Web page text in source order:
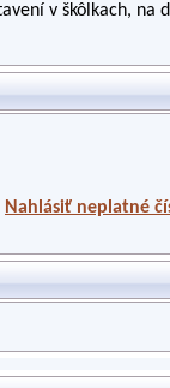
v škôlkach, na
Nahlásiť neplatné